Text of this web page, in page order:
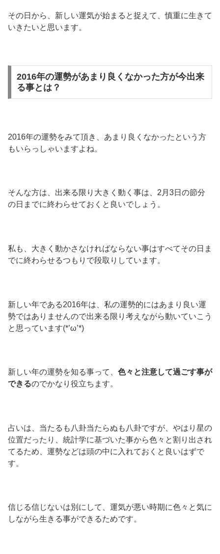
その日から、新しい運気が始まると捉えて、慎重に生きて
いきたいと思います。
2016年の運勢があまり良くなかった方が今出来
る事とは？
2016年の運勢をみて頂き、あまり良くなかったという方
もいらっしゃいますよね。
そんな方は、出来る限り大きく動く事は、2月3日の節分
の日までに終わらせておくと良いでしょう。
私も、大きく動かさなければならない事はすべてその日ま
でに終わらせるつもりで段取りしています。
新しい年である2016年は、私の運勢的にはあまり良い運
勢ではありませんので出来る限り考えながら動いていこう
と思っています(*’ω’*)
新しい年の運勢を知る事って、 色々と注意して過ごす事が
できるのでかなり役立ちます。
占いは、当たるも八卦当たらぬも八卦ですが、やはり星の
位置だったり、統計学に基づいた事から色々と割り出され
てるため、運勢などは頭の中に入れておくと良いはずで
す。
信じる信じないは別にして、運気が悪い時期に色々と気に
しながら生きる事ができるためです。